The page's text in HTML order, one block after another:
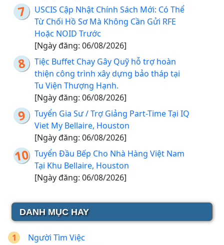
USCIS Cập Nhật Chính Sách Mới: Có Thể
Từ Chối Hồ Sơ Mà Không Cần Gửi RFE
Hoặc NOID Trước
[Ngày đăng: 06/08/2026]
Tiệc Buffet Chay Gây Quỹ hỗ trợ hoàn
thiện công trình xây dựng bảo tháp tại
Tu Viện Thượng Hạnh.
[Ngày đăng: 06/08/2026]
Tuyển Gia Sư / Trợ Giảng Part-Time Tại IQ
Viet My Bellaire, Houston
[Ngày đăng: 06/08/2026]
Tuyển Đầu Bếp Cho Nhà Hàng Việt Nam
Tại Khu Bellaire, Houston
[Ngày đăng: 06/08/2026]
DANH MỤC HAY
Người Tìm Việc